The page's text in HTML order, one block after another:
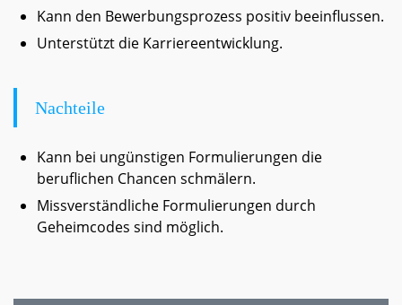
Kann den Bewerbungsprozess positiv beeinflussen.
Unterstützt die Karriereentwicklung.
Nachteile
Kann bei ungünstigen Formulierungen die
beruflichen Chancen schmälern.
Missverständliche Formulierungen durch
Geheimcodes sind möglich.